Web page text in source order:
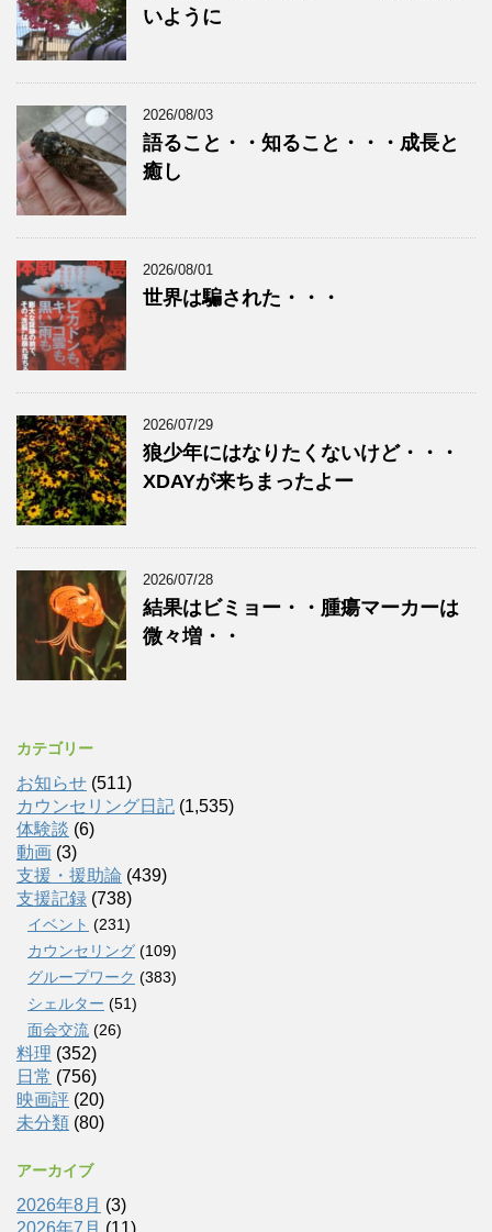
いように
2026/08/03
語ること・・知ること・・・成長と
癒し
2026/08/01
世界は騙された・・・
2026/07/29
狼少年にはなりたくないけど・・・
XDAYが来ちまったよー
2026/07/28
結果はビミョー・・腫瘍マーカーは
微々増・・
カテゴリー
お知らせ (511)
カウンセリング日記 (1,535)
体験談 (6)
動画 (3)
支援・援助論 (439)
支援記録 (738)
イベント (231)
カウンセリング (109)
グループワーク (383)
シェルター (51)
面会交流 (26)
料理 (352)
日常 (756)
映画評 (20)
未分類 (80)
アーカイブ
2026年8月 (3)
2026年7月 (11)